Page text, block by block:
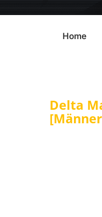
Home
Delta